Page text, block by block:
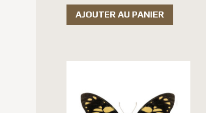
AJOUTER AU PANIER